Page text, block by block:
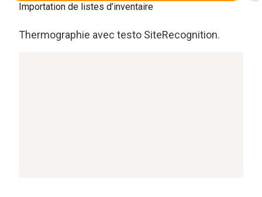
Importation de listes d’inventaire
Thermographie avec testo SiteRecognition.